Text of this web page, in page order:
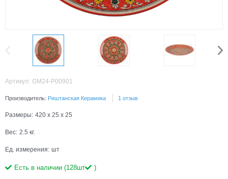
Артикул: GM24-P00901
Производитель: Риштанская Керамика 1 отзыв
Размеры: 420 x 25 x 25
Вес: 2.5 кг.
Ед. измерения: шт
Есть в наличии (128шт )